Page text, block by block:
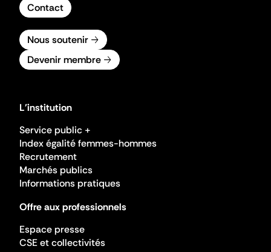
Contact
Nous soutenir
Devenir membre
L'institution
Service public +
Index égalité femmes-hommes
Recrutement
Marchés publics
Informations pratiques
Offre aux professionnels
Espace presse
CSE et collectivités